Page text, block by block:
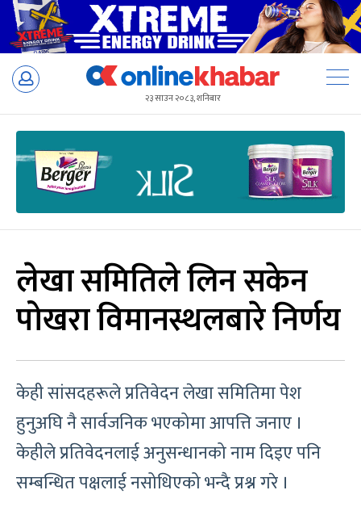
Skip
२३ साउन २०८३, शनिबार
लेखा समितिले लिन सकेन
पोखरा विमानस्थलबारे निर्णय
केही सांसदहरूले प्रतिवेदन लेखा समितिमा पेश
हुनुअघि नै सार्वजनिक भएकोमा आपत्ति जनाए ।
केहीले प्रतिवेदनलाई अनुसन्धानको नाम दिइए पनि
सम्बन्धित पक्षलाई नसोधिएको भन्दै प्रश्न गरे ।